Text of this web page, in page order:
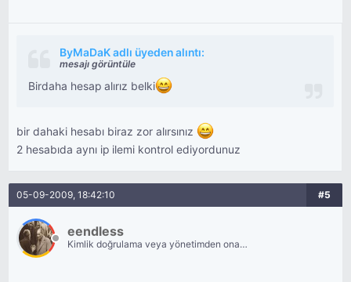
ByMaDaK adlı üyeden alıntı:
mesajı görüntüle
Birdaha hesap alırız belki
bir dahaki hesabı biraz zor alırsınız
2 hesabıda aynı ip ilemi kontrol ediyordunuz
05-09-2009, 18:42:10 #5
eendless
Kimlik doğrulama veya yönetimden onay